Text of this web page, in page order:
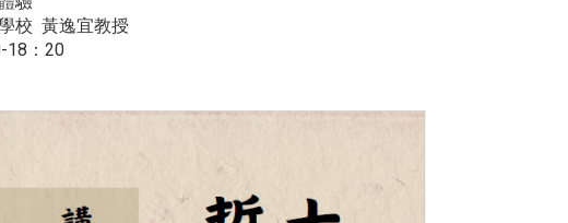
校 黃逸宜教授
18：20